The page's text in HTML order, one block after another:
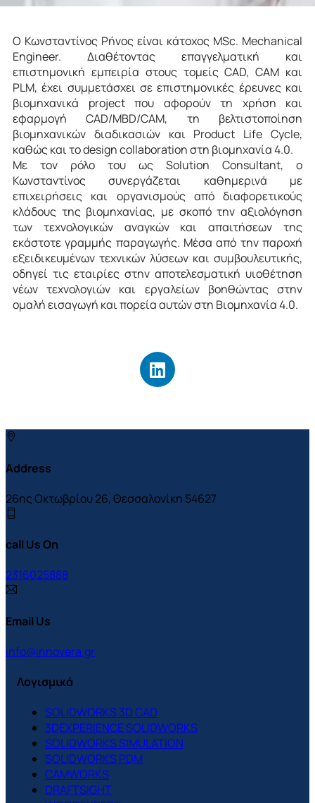
Ο Κωνσταντίνος Ρήνος είναι κάτοχος MSc. Mechanical
Engineer. Διαθέτοντας επαγγελματική και
επιστημονική εμπειρία στους τομείς CAD, CAM και
PLM, έχει συμμετάσχει σε επιστημονικές έρευνες και
βιομηχανικά project που αφορούν τη χρήση και
εφαρμογή CAD/MBD/CAM, τη βελτιστοποίηση
βιομηχανικών διαδικασιών και Product Life Cycle,
καθώς και το design collaboration στη βιομηχανία 4.0.
Με τον ρόλο του ως Solution Consultant, ο
Κωνσταντίνος συνεργάζεται καθημερινά με
επιχειρήσεις και οργανισμούς από διαφορετικούς
κλάδους της βιομηχανίας, με σκοπό την αξιολόγηση
των τεχνολογικών αναγκών και απαιτήσεων της
εκάστοτε γραμμής παραγωγής. Μέσα από την παροχή
εξειδικευμένων τεχνικών λύσεων και συμβουλευτικής,
οδηγεί τις εταιρίες στην αποτελεσματική υιοθέτηση
νέων τεχνολογιών και εργαλείων βοηθώντας στην
ομαλή εισαγωγή και πορεία αυτών στη Βιομηχανία 4.0.
Address
26ης Οκτωβρίου 26, Θεσσαλονίκη 54627
call Us On
2316025888
Email Us
info@innovera.gr
Λογισμικά
SOLIDWORKS 3D CAD
3DEXPERIENCE SOLIDWORKS
SOLIDWORKS SIMULATION
SOLIDWORKS PDM
CAMWORKS
DRAFTSIGHT